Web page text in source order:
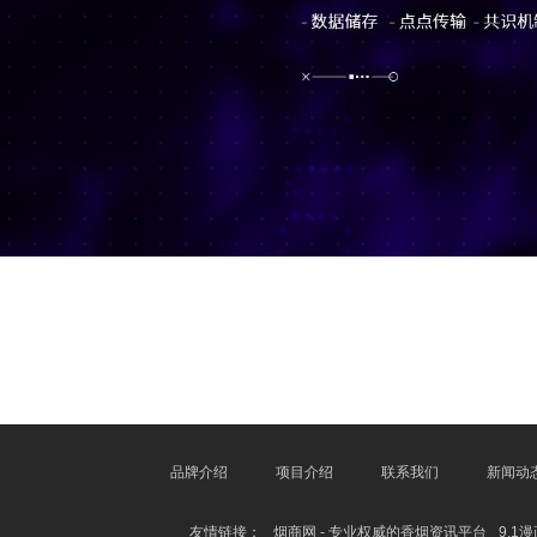
品牌介绍 项目介绍 联系我们 新闻动
友情链接： 烟商网 - 专业权威的香烟资讯平台 9.1漫